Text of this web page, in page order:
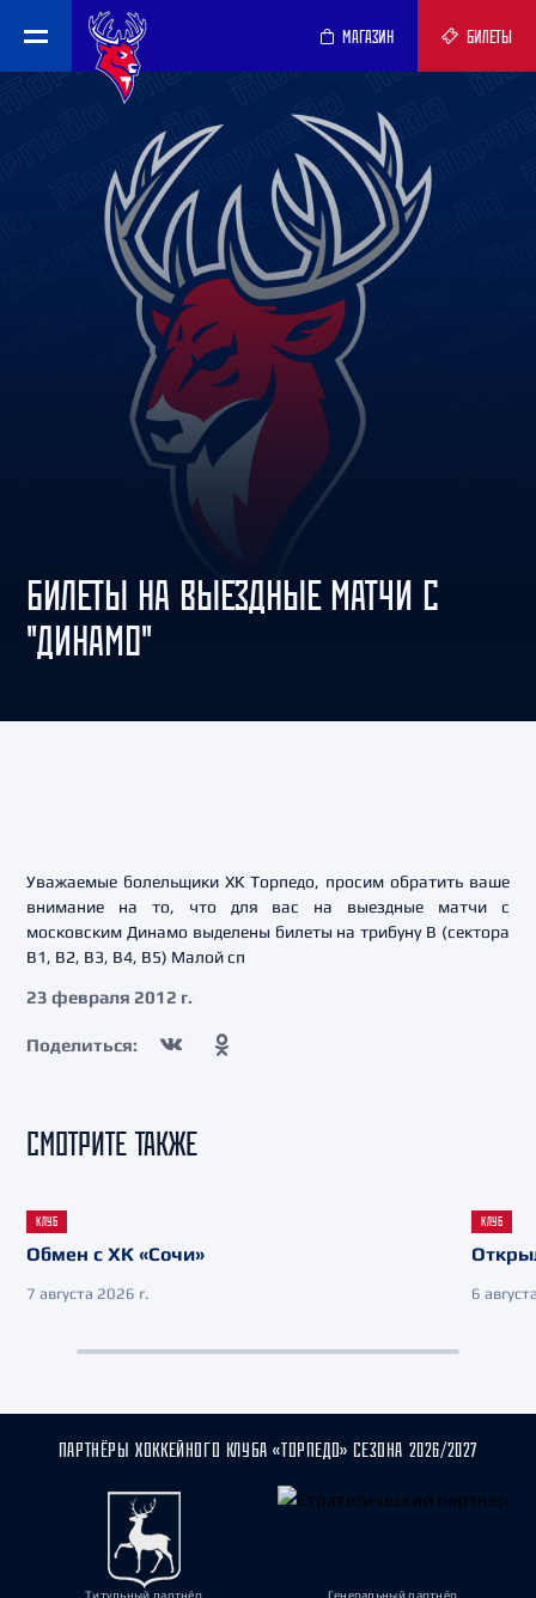
МАГАЗИН БИЛЕТЫ
БИЛЕТЫ НА ВЫЕЗДНЫЕ МАТЧИ С
"ДИНАМО"
Уважаемые болельщики ХК Торпедо, просим обратить ваше
внимание на то, что для вас на выездные матчи с
московским Динамо выделены билеты на трибуну B (сектора
B1, B2, B3, B4, B5) Малой сп
23 февраля 2012 г.
Поделиться:
СМОТРИТЕ ТАКЖЕ
КЛУБ
Обмен с ХК «Сочи»
7 августа 2026 г.
КЛУБ
6
ПАРТНЁРЫ ХОККЕЙНОГО КЛУБА «ТОРПЕДО» СЕЗОНА 2026/2027
Титульный партнёр Генеральный партнёр